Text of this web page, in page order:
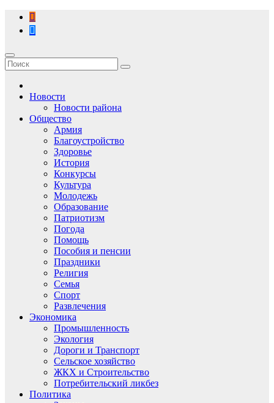
Перейти
содержимому
Новости
Новости района
Общество
Армия
Благоустройство
Здоровье
История
Конкурсы
Культура
Молодежь
Образование
Патриотизм
Погода
Помощь
Пособия и пенсии
Праздники
Религия
Семья
Спорт
Развлечения
Экономика
Промышленность
Экология
Дороги и Транспорт
Сельское хозяйство
ЖКХ и Строительство
Потребительский ликбез
Политика